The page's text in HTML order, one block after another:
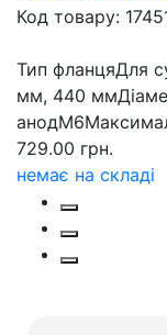
Код товару:
Тип фланцяДля
мм, 440
729.00 грн.
немає на складі